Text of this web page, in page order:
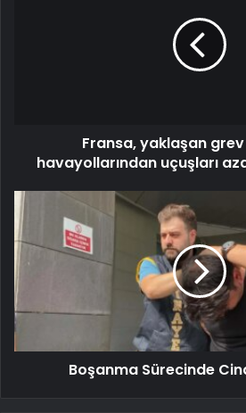
Fransa, yaklaşan
havayollarından uçuşları
Boşanma Sürecinde